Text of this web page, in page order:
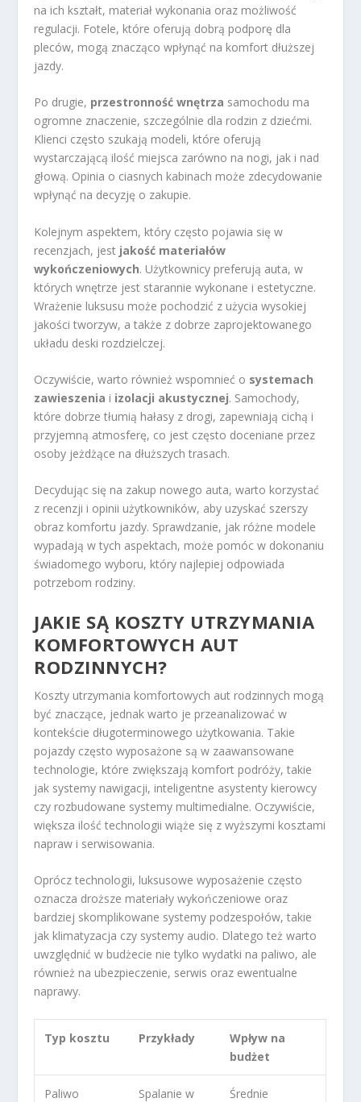
na ich kształt, materiał wykonania oraz możliwość
regulacji. Fotele, które oferują dobrą podporę dla
pleców, mogą znacząco wpłynąć na komfort dłuższej
jazdy.
Po drugie, przestronność wnętrza samochodu ma
ogromne znaczenie, szczególnie dla rodzin z dziećmi.
Klienci często szukają modeli, które oferują
wystarczającą ilość miejsca zarówno na nogi, jak i nad
głową. Opinia o ciasnych kabinach może zdecydowanie
wpłynąć na decyzję o zakupie.
Kolejnym aspektem, który często pojawia się w
recenzjach, jest jakość materiałów
wykończeniowych. Użytkownicy preferują auta, w
których wnętrze jest starannie wykonane i estetyczne.
Wrażenie luksusu może pochodzić z użycia wysokiej
jakości tworzyw, a także z dobrze zaprojektowanego
układu deski rozdzielczej.
Oczywiście, warto również wspomnieć o systemach
zawieszenia i izolacji akustycznej. Samochody,
które dobrze tłumią hałasy z drogi, zapewniają cichą i
przyjemną atmosferę, co jest często doceniane przez
osoby jeżdżące na dłuższych trasach.
Decydując się na zakup nowego auta, warto korzystać
z recenzji i opinii użytkowników, aby uzyskać szerszy
obraz komfortu jazdy. Sprawdzanie, jak różne modele
wypadają w tych aspektach, może pomóc w dokonaniu
świadomego wyboru, który najlepiej odpowiada
potrzebom rodziny.
JAKIE SĄ KOSZTY UTRZYMANIA
KOMFORTOWYCH AUT
RODZINNYCH?
Koszty utrzymania komfortowych aut rodzinnych mogą
być znaczące, jednak warto je przeanalizować w
kontekście długoterminowego użytkowania. Takie
pojazdy często wyposażone są w zaawansowane
technologie, które zwiększają komfort podróży, takie
jak systemy nawigacji, inteligentne asystenty kierowcy
czy rozbudowane systemy multimedialne. Oczywiście,
większa ilość technologii wiąże się z wyższymi kosztami
napraw i serwisowania.
Oprócz technologii, luksusowe wyposażenie często
oznacza droższe materiały wykończeniowe oraz
bardziej skomplikowane systemy podzespołów, takie
jak klimatyzacja czy systemy audio. Dlatego też warto
uwzględnić w budżecie nie tylko wydatki na paliwo, ale
również na ubezpieczenie, serwis oraz ewentualne
naprawy.
Typ kosztu Przykłady
Wpływ na
budżet
Paliwo
Spalanie w
Średnie